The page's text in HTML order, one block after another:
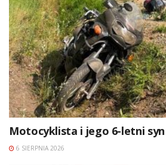
Motocyklista i jego 6-letni
6 SIERPNIA 2026